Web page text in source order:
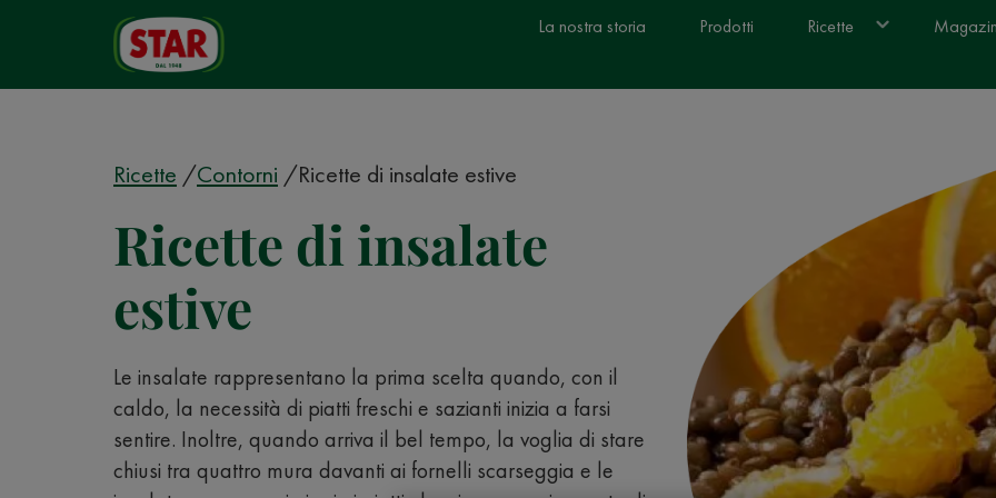
La nostra storia Prodotti Ricette
Ricette Contorni Ricette di insalate estive
Ricette di insalate
estive
Le insalate rappresentano la prima scelta quando, con il
caldo, la necessità di piatti freschi e sazianti inizia a farsi
sentire. Inoltre, quando arriva il bel tempo, la voglia di stare
chiusi tra quattro mura davanti ai fornelli scarseggia e le